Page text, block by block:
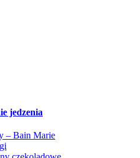
jedzenia
– Bain Marie